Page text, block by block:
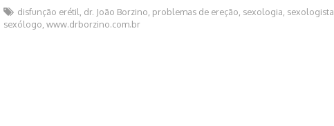
disfunção erétil dr. João Borzino problemas de ereção sexologia sexologista
sexólogo ,www.drborzino.com.br